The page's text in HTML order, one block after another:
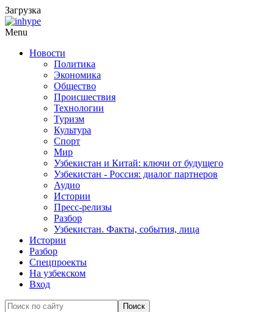
Загрузка
Menu
Новости
Политика
Экономика
Общество
Происшествия
Технологии
Туризм
Культура
Спорт
Мир
Узбекистан и Китай: ключи от будущего
Узбекистан - Россия: диалог партнеров
Аудио
Истории
Пресс-релизы
Разбор
Узбекистан. Факты, события, лица
Истории
Разбор
Спецпроекты
На узбекском
Вход